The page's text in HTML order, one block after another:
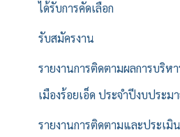
ได้รับการคัดเลือก
รับสมัครงาน
รายงานการติดตามผลการบริห
เมืองร้อยเอ็ด ประจำปีงบประม
รายงานการติดตามและประเ